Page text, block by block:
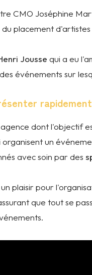
CMO Joséphine
du placement d'artistes
Jousse qui a eu
événements sur
dont l'objectif
un
avec soin par des
plaisir pour
que tout se